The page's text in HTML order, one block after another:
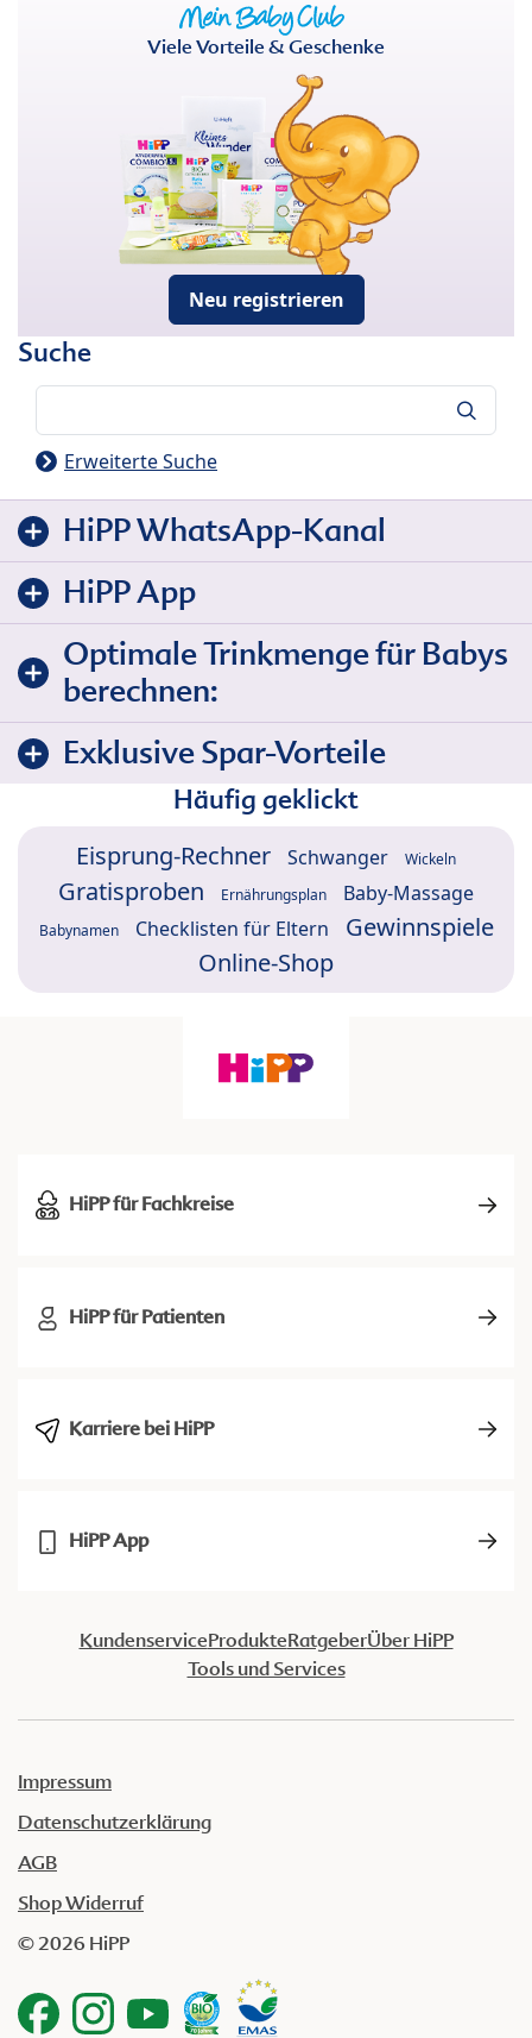
Viele Vorteile & Geschenke
Neu registrieren
Suche
Erweiterte Suche
HiPP WhatsApp-Kanal
HiPP App
Optimale Trinkmenge für Babys
berechnen:
Exklusive Spar-Vorteile
Häufig geklickt
Eisprung-Rechner Schwanger Wickeln
Gratisproben Ernährungsplan Baby-Massage
Babynamen Checklisten für Eltern
Gewinnspiele
Online-Shop
HiPP für Fachkreise
HiPP für Patienten
Karriere bei HiPP
HiPP App
KundenserviceProdukteRatgeberÜber HiPP
Tools und Services
Impressum
Datenschutzerklärung
AGB
Shop Widerruf
© 2026 HiPP